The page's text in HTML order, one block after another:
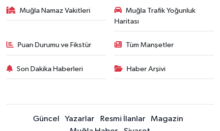
Muğla Namaz Vakitleri
Muğla Trafik Yoğunluk
Haritası
Puan Durumu ve Fikstür Tüm Manşetler
Son Dakika Haberleri Haber Arşivi
Güncel Yazarlar Resmi İlanlar
Magazin